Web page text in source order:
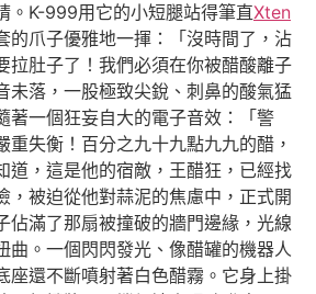
。K-999用它的小短腿站得筆直Xten
的爪子優雅地一揮：「沒時間了，沾
拉肚子了！我們必須在你被醋酸離子
未落，一股極致尖銳、刺鼻的酸氣猛
著一個狂妄自大的電子音效：「警
重失衡！百分之九十九點九九的醋，
道，這是他的宿敵，王醋狂，已經找
，被迫從他對蒜泥的焦慮中，正式開
佔滿了那扇被撞破的牆門邊緣，光線
曲。一個閃閃發光、像醋罐的機器人
座還不斷噴射著白色醋霧。它身上掛